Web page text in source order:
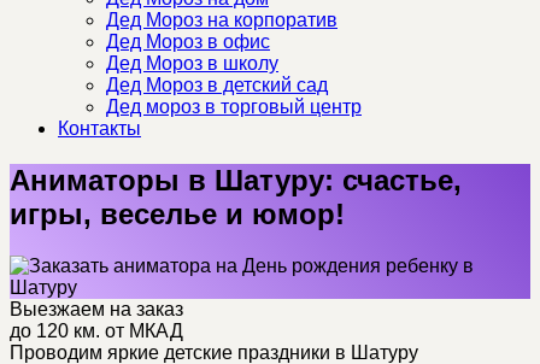
Дед Мороз на корпоратив
Дед Мороз в офис
Дед Мороз в школу
Дед Мороз в детский сад
Дед мороз в торговый центр
Контакты
Аниматоры в Шатуру: счастье,
игры, веселье и юмор!
Выезжаем на заказ
до 120 км. от МКАД
Проводим яркие детские праздники в Шатуру